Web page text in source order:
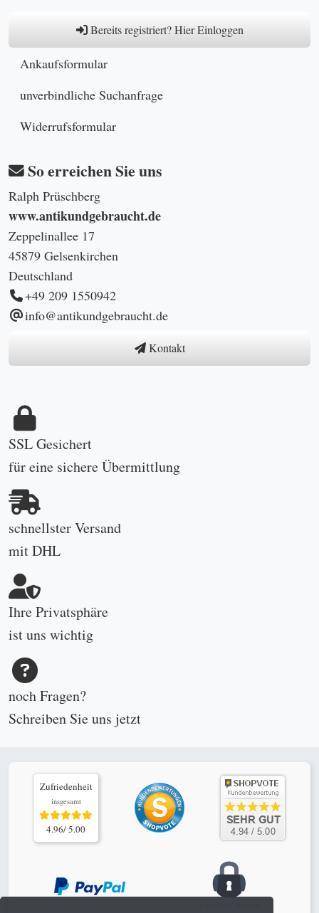
Bereits registriert? Hier Einloggen
Ankaufsformular
unverbindliche Suchanfrage
Widerrufsformular
So erreichen Sie uns
Ralph Prüschberg
www.antikundgebraucht.de
Zeppelinallee 17
45879 Gelsenkirchen
Deutschland
+49 209 1550942
info@antikundgebraucht.de
Kontakt
SSL Gesichert
für eine sichere Übermittlung
schnellster Versand
mit DHL
Ihre Privatsphäre
ist uns wichtig
noch Fragen?
Schreiben Sie uns jetzt
Zufriedenheit
insgesamt
4.96/ 5.00